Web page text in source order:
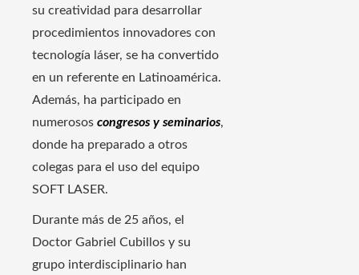
su creatividad para desarrollar
procedimientos innovadores con
tecnología láser, se ha convertido
en un referente en Latinoamérica.
Además, ha participado en
numerosos congresos y seminarios,
donde ha preparado a otros
colegas para el uso del equipo
SOFT LASER.
Durante más de 25 años, el
Doctor Gabriel Cubillos y su
grupo interdisciplinario han